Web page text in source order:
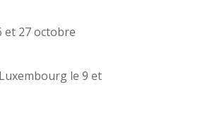
et 27 octobre
le 9 et